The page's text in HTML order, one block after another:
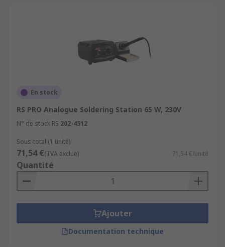
solder material) and decorating wood with
burned in designs (pyrography).
En stock
RS PRO Analogue Soldering Station 65 W, 230V
N° de stock RS 202-4512
Sous-total (1 unité)
71,54 €(TVA exclue) 71,54 €/unité
Quantité
Ajouter
Documentation technique